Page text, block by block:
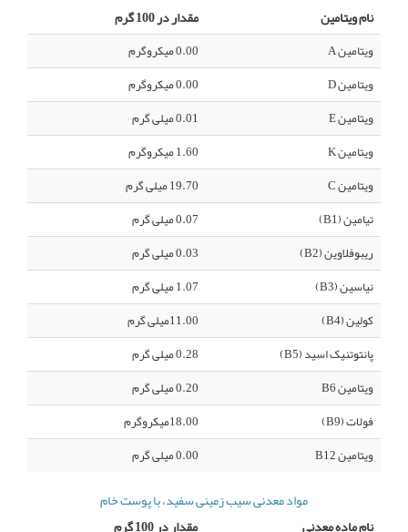
نام ویتامین
مقدار در 100 گرم
ویتامین A
0.00 میکروگرم
ویتامین D
0.00 میکروگرم
ویتامین E
0.01 میلی گرم
ویتامین K
1.60 میکروگرم
ویتامین C
19.70 میلی گرم
تیامین (B1)
0.07 میلی گرم
ریبوفلاوین (B2)
0.03 میلی گرم
نیاسین (B3)
1.07 میلی گرم
کولین (B4)
11.00میلی گرم
پانتوتنیک اسید (B5)
0.28 میلی گرم
ویتامین B6
0.20 میلی گرم
فولات (B9)
18.00میکروگرم
ویتامین B12
0.00 میلی گرم
مواد معدنی سیب زمینی سفید، با پوست خام
نام ماده معدنی
مقدار در 100 گرم